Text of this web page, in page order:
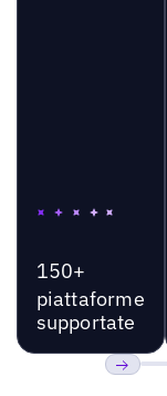
150+
piattaforme
supportate